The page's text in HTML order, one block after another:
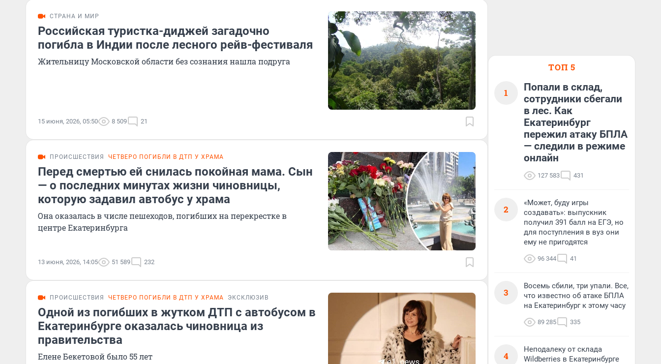
СТРАНА И МИР
Российская туристка-диджей загадочно
погибла в Индии после лесного рейв-фестиваля
Жительницу Московской области без сознания нашла подруга
15 июня, 2026, 05:50 8 509 21
ПРОИСШЕСТВИЯ ЧЕТВЕРО ПОГИБЛИ В ДТП У ХРАМА
Перед смертью ей снилась покойная мама. Сын
— о последних минутах жизни чиновницы,
которую задавил автобус у храма
Она оказалась в числе пешеходов, погибших на перекрестке в
центре Екатеринбурга
13 июня, 2026, 14:05 51 589 232
ПРОИСШЕСТВИЯ ЧЕТВЕРО ПОГИБЛИ В ДТП У ХРАМА ЭКСКЛЮЗИВ
Одной из погибших в жутком ДТП с автобусом в
Екатеринбурге оказалась чиновница из
правительства
Елене Бекетовой было 55 лет
ТОП 5
1
Попали в склад,
сотрудники сбегали
в лес. Как
Екатеринбург
пережил атаку БПЛА
— следили в режиме
онлайн
127 583 431
2
«Может, буду игры
создавать»: выпускник
получил 391 балл на ЕГЭ, но
для поступления в вуз они
ему не пригодятся
96 344 41
3
Восемь сбили, три упали. Все,
что известно об атаке БПЛА
на Екатеринбург к этому часу
89 285 335
4
Неподалеку от склада
Wildberries в Екатеринбурге